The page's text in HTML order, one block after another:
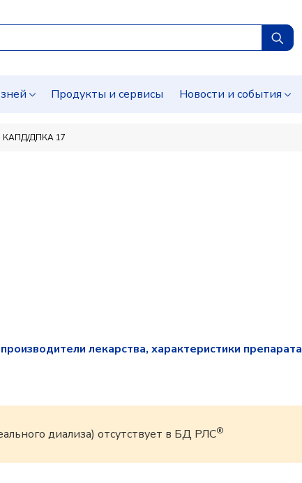
Продукты и сервисы Новости и события
КАПД/ДПКА 17
лекарства, характеристики препарата
диализа) отсутствует в БД РЛС®